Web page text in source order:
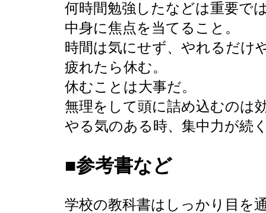
何時間勉強したなどは重要で
中身に焦点を当てること。
時間は気にせず、やれるだけ
疲れたら休む。
休むことは大事だ。
無理をして頭に詰め込むのは
やる気のある時、集中力が続
■参考書など
学校の教科書はしっかり目を